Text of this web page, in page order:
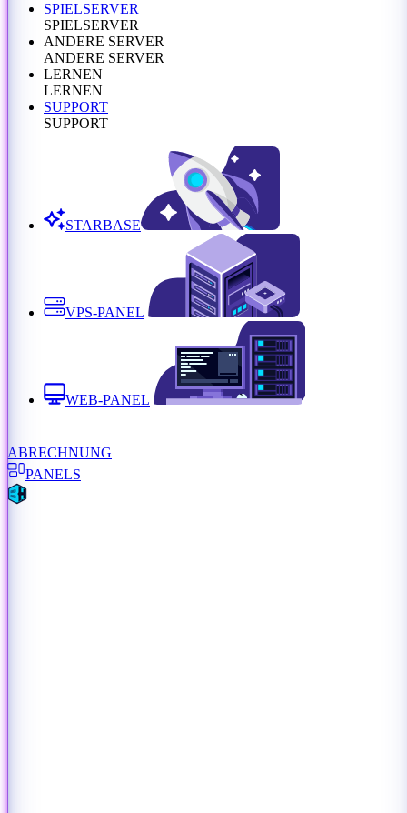
SPIELSERVER
SPIELSERVER
ANDERE SERVER
ANDERE SERVER
LERNEN
LERNEN
SUPPORT
SUPPORT
STARBASE
VPS-PANEL
WEB-PANEL
ABRECHNUNG
PANELS